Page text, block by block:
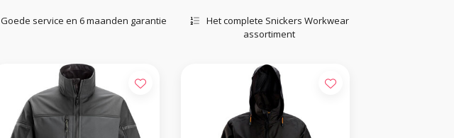
Goede service en 6 maanden garantie
Het complete Snickers Workwear
assortiment